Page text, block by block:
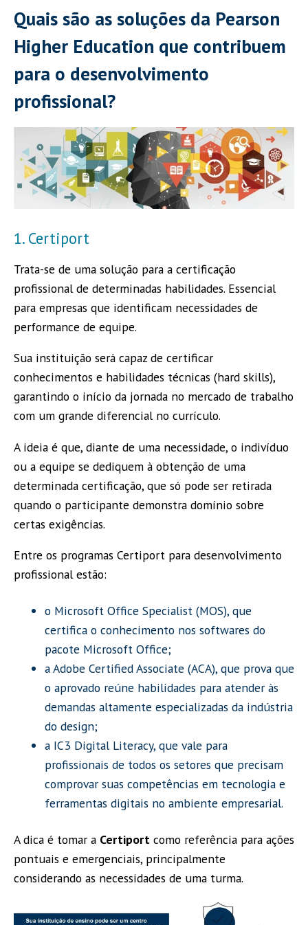
Quais são as soluções da Pearson
Higher Education que contribuem
para o desenvolvimento
profissional?
1. Certiport
Trata-se de uma solução para a certificação
profissional de determinadas habilidades. Essencial
para empresas que identificam necessidades de
performance de equipe.
Sua instituição será capaz de certificar
conhecimentos e habilidades técnicas (hard skills),
garantindo o início da jornada no mercado de trabalho
com um grande diferencial no currículo.
A ideia é que, diante de uma necessidade, o indivíduo
ou a equipe se dediquem à obtenção de uma
determinada certificação, que só pode ser retirada
quando o participante demonstra domínio sobre
certas exigências.
Entre os programas Certiport para desenvolvimento
profissional estão:
o Microsoft Office Specialist (MOS), que
certifica o conhecimento nos softwares do
pacote Microsoft Office;
a Adobe Certified Associate (ACA), que prova que
o aprovado reúne habilidades para atender às
demandas altamente especializadas da indústria
do design;
a IC3 Digital Literacy, que vale para
profissionais de todos os setores que precisam
comprovar suas competências em tecnologia e
ferramentas digitais no ambiente empresarial.
A dica é tomar a Certiport como referência para ações
pontuais e emergenciais, principalmente
considerando as necessidades de uma turma.